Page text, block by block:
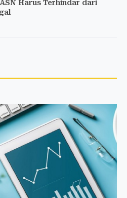
Harus Terhindar dari